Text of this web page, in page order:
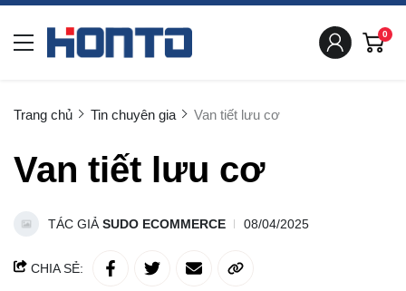
0
Trang chủ Tin chuyên gia Van tiết lưu cơ
Van tiết lưu cơ
TÁC GIẢ SUDO ECOMMERCE 08/04/2025
CHIA SẺ: